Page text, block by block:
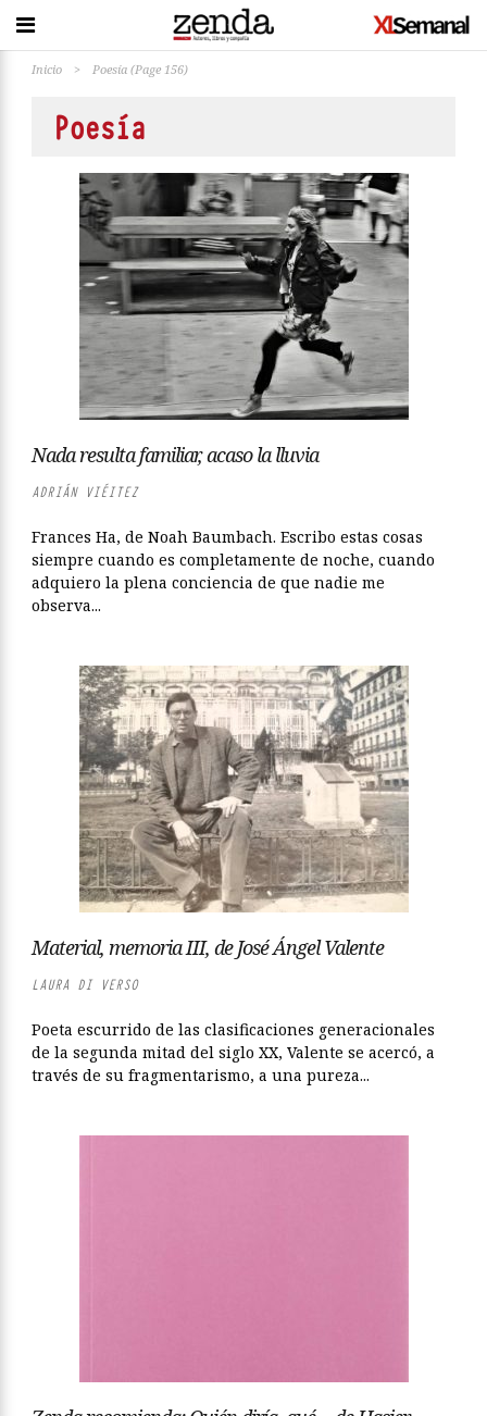
Inicio > Poesía (Page 156)
Poesía
Nada resulta familiar, acaso la lluvia
ADRIÁN VIÉITEZ
Frances Ha, de Noah Baumbach. Escribo estas cosas
siempre cuando es completamente de noche, cuando
adquiero la plena conciencia de que nadie me
observa...
Material, memoria III, de José Ángel Valente
LAURA DI VERSO
Poeta escurrido de las clasificaciones generacionales
de la segunda mitad del siglo XX, Valente se acercó, a
través de su fragmentarismo, a una pureza...